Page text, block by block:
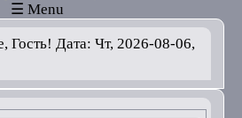
☰ Menu
Гость! Дата: Чт, 2026-08-06,